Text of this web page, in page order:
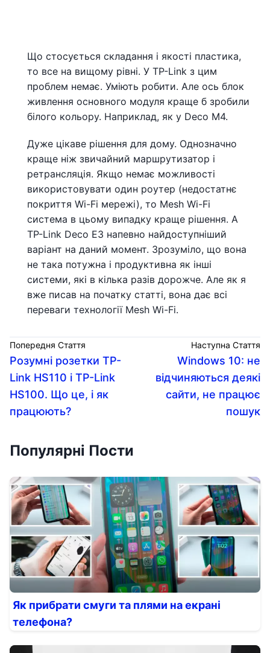
Що стосується складання і якості пластика,
то все на вищому рівні. У TP-Link з цим
проблем немає. Уміють робити. Але ось блок
живлення основного модуля краще б зробили
білого кольору. Наприклад, як у Deco M4.
Дуже цікаве рішення для дому. Однозначно
краще ніж звичайний маршрутизатор і
ретрансляція. Якщо немає можливості
використовувати один роутер (недостатнє
покриття Wi-Fi мережі), то Mesh Wi-Fi
система в цьому випадку краще рішення. А
TP-Link Deco E3 напевно найдоступніший
варіант на даний момент. Зрозуміло, що вона
не така потужна і продуктивна як інші
системи, які в кілька разів дорожче. Але як я
вже писав на початку статті, вона дає всі
переваги технології Mesh Wi-Fi.
Попередня Стаття
Розумні розетки TP-
Link HS110 і TP-Link
HS100. Що це, і як
працюють?
Наступна Стаття
Windows 10: не
відчиняються деякі
сайти, не працює
пошук
Популярні Пости
Як прибрати смуги та плями на екрані
телефона?